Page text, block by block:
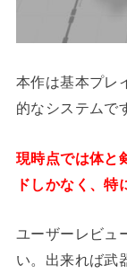
本作は基本プレ
的なシステムで
現時点では体と
ドしかなく、特
ユーザーレビュ
い。出来れば武